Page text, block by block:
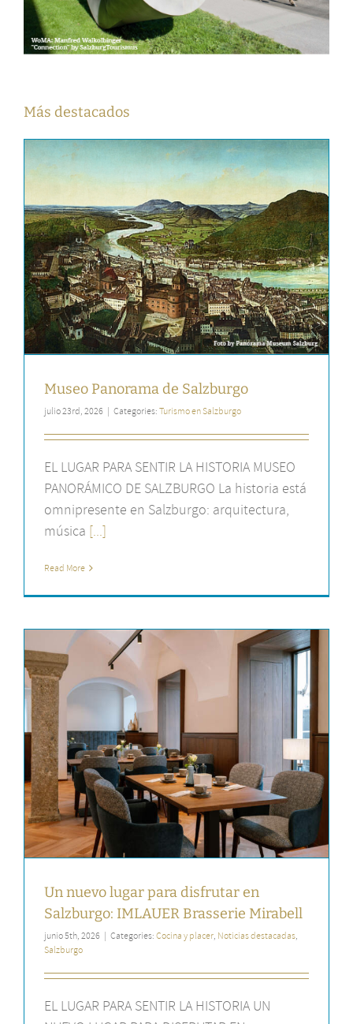
Más destacados
Museo Panorama de Salzburgo
julio 23rd, 2026 | Categories: Turismo en Salzburgo
EL LUGAR PARA SENTIR LA HISTORIA MUSEO
PANORÁMICO DE SALZBURGO La historia está
omnipresente en Salzburgo: arquitectura,
música [...]
Read More
Un nuevo lugar para disfrutar en
Salzburgo: IMLAUER Brasserie Mirabell
junio 5th, 2026 | Categories: Cocina y placer, Noticias destacadas,
Salzburgo
EL LUGAR PARA SENTIR LA HISTORIA UN